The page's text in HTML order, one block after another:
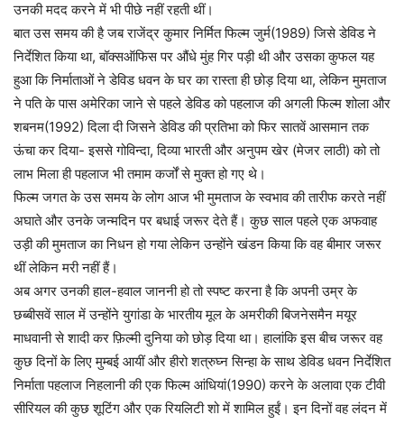
उनकी मदद करने में भी पीछे नहीं रहती थीं।
बात उस समय की है जब राजेंद्र कुमार निर्मित फिल्म जुर्म(1989) जिसे डेविड ने
निर्देशित किया था, बॉक्सऑफिस पर औंधे मुंह गिर पड़ी थी और उसका कुफल यह
हुआ कि निर्माताओं ने डेविड धवन के घर का रास्ता ही छोड़ दिया था, लेकिन मुमताज
ने पति के पास अमेरिका जाने से पहले डेविड को पहलाज की अगली फिल्म शोला और
शबनम(1992) दिला दी जिसने डेविड की प्रतिभा को फिर सातवें आसमान तक
ऊंचा कर दिया- इससे गोविन्दा, दिव्या भारती और अनुपम खेर (मेजर लाठी) को तो
लाभ मिला ही पहलाज भी तमाम कर्जों से मुक्त हो गए थे।
फिल्म जगत के उस समय के लोग आज भी मुमताज के स्वभाव की तारीफ करते नहीं
अघाते और उनके जन्मदिन पर बधाई जरूर देते हैं। कुछ साल पहले एक अफवाह
उड़ी की मुमताज का निधन हो गया लेकिन उन्होंने खंडन किया कि वह बीमार जरूर
थीं लेकिन मरी नहीं हैं।
अब अगर उनकी हाल-हवाल जाननी हो तो स्पष्ट करना है कि अपनी उम्र के
छब्बीसवें साल में उन्होंने युगांडा के भारतीय मूल के अमरीकी बिजनेसमैन मयूर
माधवानी से शादी कर फ़िल्मी दुनिया को छोड़ दिया था। हालांकि इस बीच जरूर वह
कुछ दिनों के लिए मुम्बई आयीं और हीरो शत्रुघ्न सिन्हा के साथ डेविड धवन निर्देशित
निर्माता पहलाज निहलानी की एक फिल्म आंधियां(1990) करने के अलावा एक टीवी
सीरियल की कुछ शूटिंग और एक रियलिटी शो में शामिल हुईं। इन दिनों वह लंदन में